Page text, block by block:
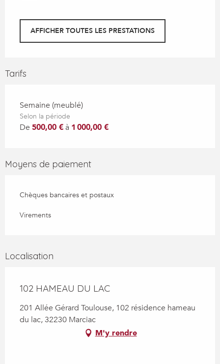
AFFICHER TOUTES LES PRESTATIONS
Tarifs
Semaine (meublé)
Selon la période
De 500,00 €à 1 000,00 €
Moyens de paiement
Chèques bancaires et postaux
Virements
Localisation
102 HAMEAU DU LAC
201 Allée Gérard Toulouse, 102 résidence hameau
du lac, 32230 Marciac
M'y rendre